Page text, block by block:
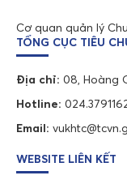
Cơ quan quản lý
TỔNG CỤC TIÊU
Địa chỉ: 08, Hoàng
Hotline:
Email:
WEBSITE LIÊN KẾT